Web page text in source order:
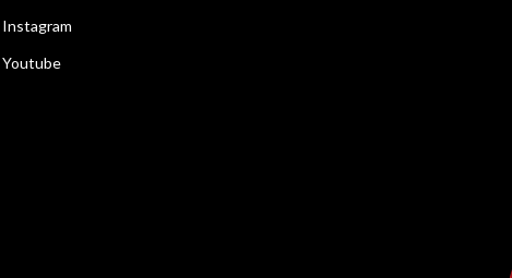
Instagram
Youtube